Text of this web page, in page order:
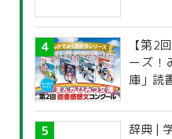
【第2
ーズ！
庫」読
辞典 |